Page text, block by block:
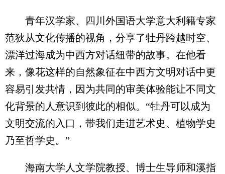
青年汉学家、四川外国语大学意大利籍专家
范狄从文化传播的视角，分享了牡丹跨越时空、
漂洋过海成为中西方对话纽带的故事。在他看
来，像花这样的自然象征在中西方文明对话中更
容易引发共情，因为共同的审美体验能让不同文
化背景的人意识到彼此的相似。“牡丹可以成为
文明交流的入口，带我们走进艺术史、植物学史
乃至哲学史。”
海南大学人文学院教授、博士生导师和溪指